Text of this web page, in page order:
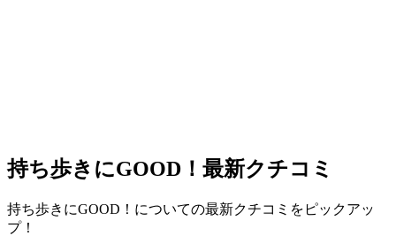
持ち歩きにGOOD！ 最新クチコミ
持ち歩きにGOOD！についての最新クチコミをピックアッ
プ！